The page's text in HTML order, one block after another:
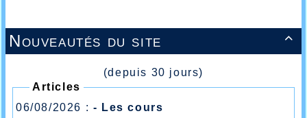

Nouveautés du site
(depuis 30 jours)
Articles
06/08/2026 : - Les cours